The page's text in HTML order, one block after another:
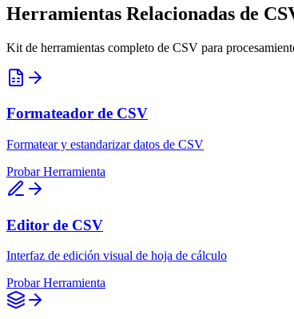
Herramientas Relacionadas de
Kit de herramientas completo de CSV para
Formateador de CSV
Formatear y estandarizar datos de CSV
Probar Herramienta
Editor de CSV
Interfaz de edición visual de hoja de cálculo
Probar Herramienta